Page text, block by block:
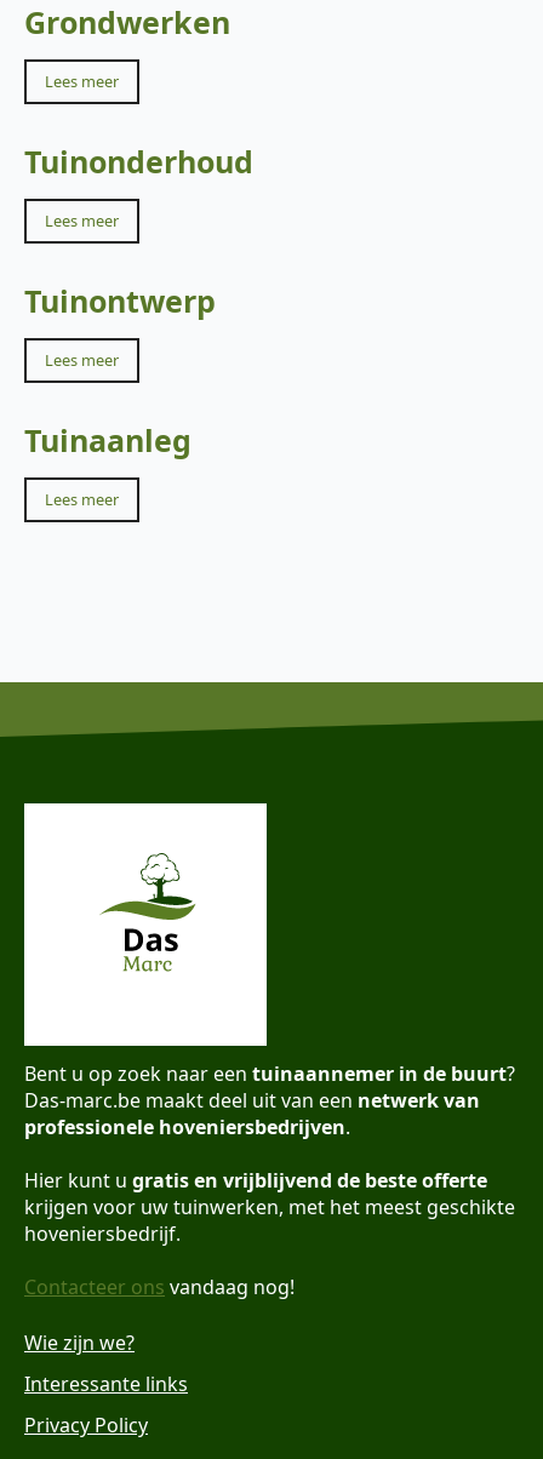
Grondwerken
Lees meer
Tuinonderhoud
Lees meer
Tuinontwerp
Lees meer
Tuinaanleg
Lees meer
Bent u op zoek naar een tuinaannemer in de buurt?
Das-marc.be maakt deel uit van een netwerk van
professionele hoveniersbedrijven.
Hier kunt u gratis en vrijblijvend de beste offerte
krijgen voor uw tuinwerken, met het meest geschikte
hoveniersbedrijf.
Contacteer ons vandaag nog!
Wie zijn we?
Interessante links
Privacy Policy